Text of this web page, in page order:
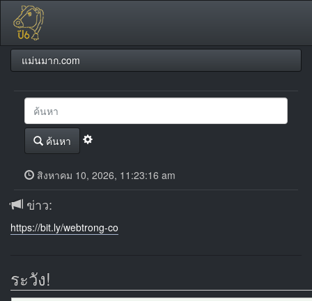
แม่นมาก.com
ค้นหา
สิงหาคม 10, 2026, 11:23:16 am
ข่าว:
https://bit.ly/webtrong-co
ระวัง!